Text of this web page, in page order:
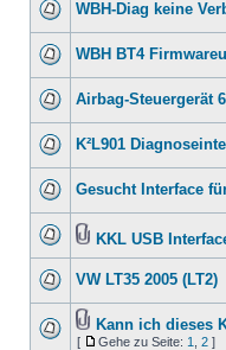
WBH-Diag keine
WBH BT4
Airbag-Steuergerät
K²L901
Gesucht Interface
KKL USB
VW LT35 2005 (LT2)
Kann ich dieses
[ Gehe zu Seite: 1 2 ]